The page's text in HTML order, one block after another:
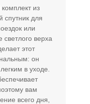
из
спутник для
или
верха
этот
он
в уходе.
вам
всего дня,